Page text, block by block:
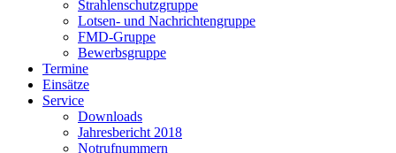
Strahlenschutzgruppe
Lotsen- und Nachrichtengruppe
FMD-Gruppe
Bewerbsgruppe
Termine
Einsätze
Service
Downloads
Jahresbericht 2018
Notrufnummern